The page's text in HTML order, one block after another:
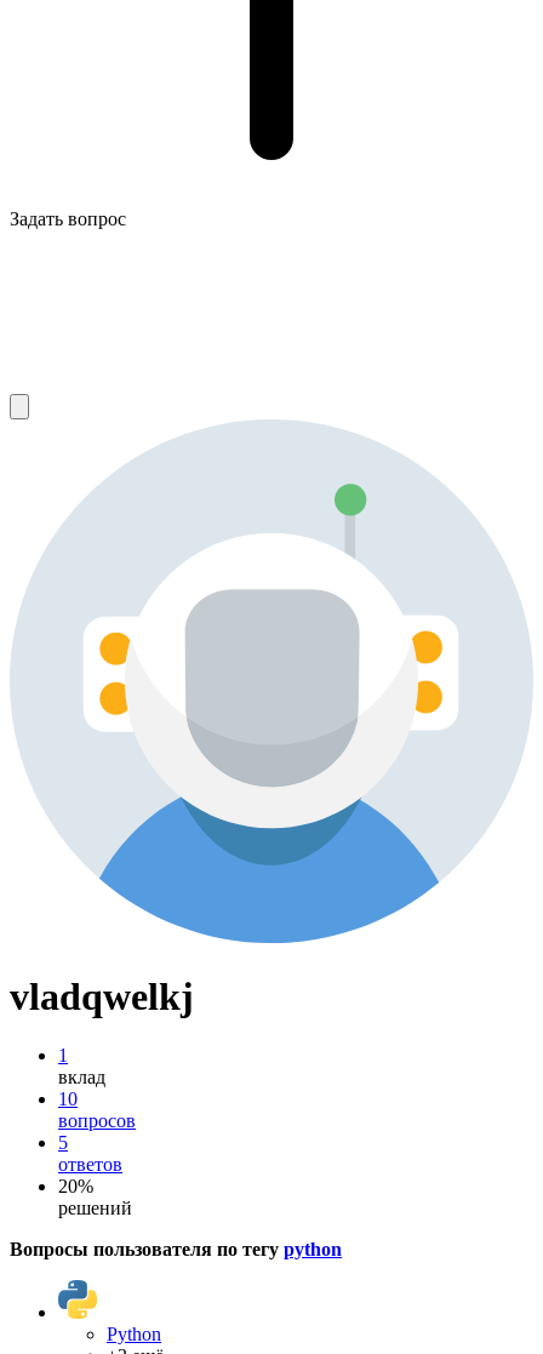
Задать вопрос
vladqwelkj
1
вклад
10
вопросов
5
ответов
20%
решений
Вопросы пользователя по тегу python
Python